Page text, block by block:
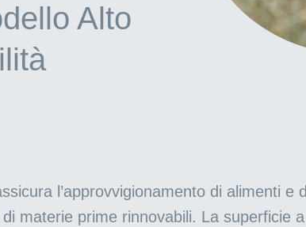
Alto
l’approvvigionamento di alimenti e
materie prime rinnovabili. La superficie